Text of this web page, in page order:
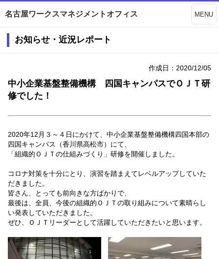
名古屋ワークスマネジメントオフィス MENU
お知らせ・近況レポート
作成日：2020/12/05
中小企業基盤整備機構 四国キャンパスでＯＪＴ研
修でした！
2020年12月３～４日にかけて、中小企業基盤整備機構四国本部の
四国キャンパス（香川県高松市）にて、
「組織的ＯＪＴの仕組みづくり」研修を開催しました。
コロナ対策を十分にとり、演習を踏まえてレベルアップしていた
だきました。
皆さん、とっても前向きな方ばかりで、
最後は、全員、今後の組織的ＯＪＴの取り組みについて素晴らし
い発表していただきました。
ぜひ、ＯＪＴリーダーとして活躍していただきたいと思います。